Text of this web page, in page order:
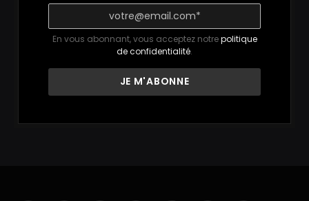
En vous abonnant, vous acceptez notrepolitique
de confidentialité.